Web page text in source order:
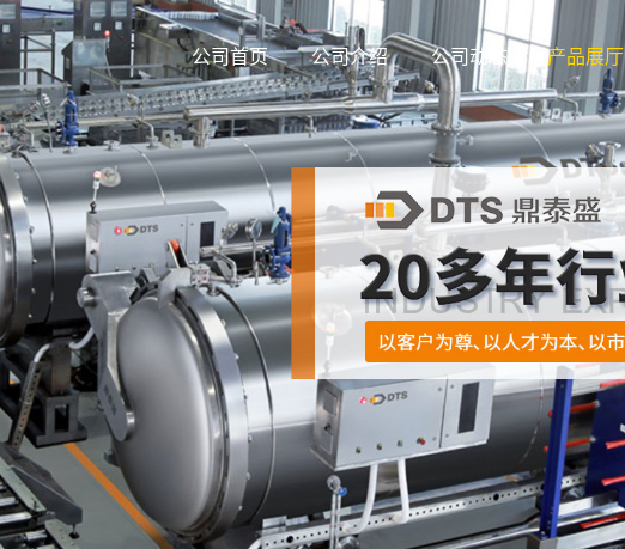
公司首页 公司介绍 公司动态 产品展厅